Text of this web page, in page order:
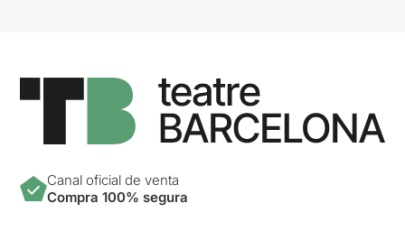
Canal oficial de venta
Compra 100% segura